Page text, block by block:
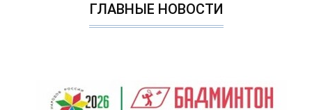
ГЛАВНЫЕ НОВОСТИ